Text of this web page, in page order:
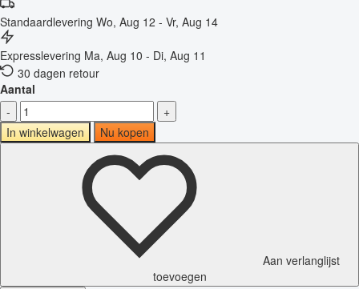
Standaardlevering Wo, Aug 12 - Vr, Aug 14
Expresslevering Ma, Aug 10 - Di, Aug 11
30 dagen retour
Aantal
-
+
In winkelwagen
Nu kopen
Aan verlanglijst
toevoegen